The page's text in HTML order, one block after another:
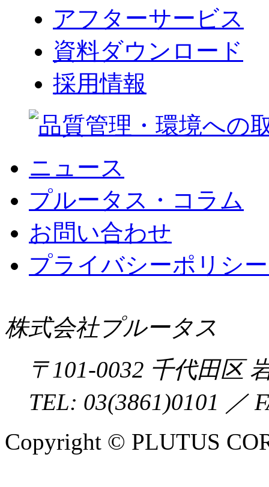
アフターサービス
資料ダウンロード
採用情報
ニュース
プルータス・コラム
お問い合わせ
プライバシーポリシ
株式会社プルータス
〒101-0032 千代田区
TEL: 03(3861)0101 ／
Copyright © PLUTUS